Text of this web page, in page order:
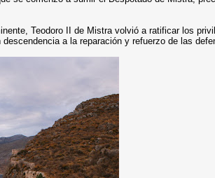
Teodoro II de Mistra volvió a ratificar los
a la reparación y refuerzo de las